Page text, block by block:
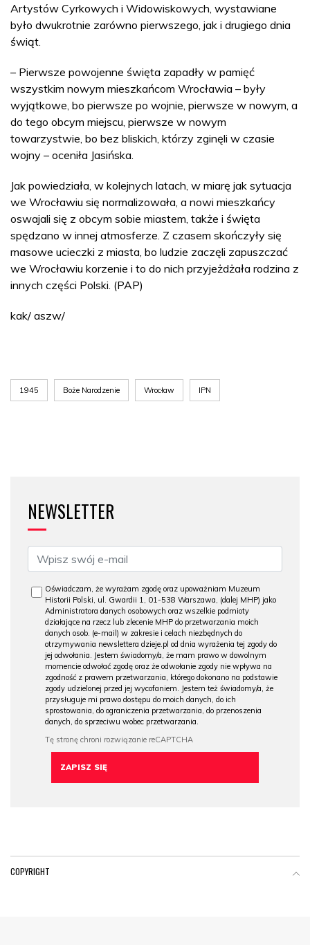
Artystów Cyrkowych i Widowiskowych, wystawiane
było dwukrotnie zarówno pierwszego, jak i drugiego dnia
świąt.
– Pierwsze powojenne święta zapadły w pamięć
wszystkim nowym mieszkańcom Wrocławia – były
wyjątkowe, bo pierwsze po wojnie, pierwsze w nowym, a
do tego obcym miejscu, pierwsze w nowym
towarzystwie, bo bez bliskich, którzy zginęli w czasie
wojny – oceniła Jasińska.
Jak powiedziała, w kolejnych latach, w miarę jak sytuacja
we Wrocławiu się normalizowała, a nowi mieszkańcy
oswajali się z obcym sobie miastem, także i święta
spędzano w innej atmosferze. Z czasem skończyły się
masowe ucieczki z miasta, bo ludzie zaczęli zapuszczać
we Wrocławiu korzenie i to do nich przyjeżdżała rodzina z
innych części Polski. (PAP)
kak/ aszw/
1945 Boże Narodzenie Wrocław IPN
NEWSLETTER
Oświadczam, że wyrażam zgodę oraz upoważniam Muzeum
Historii Polski, ul. Gwardii 1, 01-538 Warszawa, (dalej MHP) jako
Administratora danych osobowych oraz wszelkie podmioty
działające na rzecz lub zlecenie MHP do przetwarzania moich
danych osob. (e-mail) w zakresie i celach niezbędnych do
otrzymywania newslettera dzieje.pl od dnia wyrażenia tej zgody do
jej odwołania. Jestem świadomy/a, że mam prawo w dowolnym
momencie odwołać zgodę oraz że odwołanie zgody nie wpływa na
zgodność z prawem przetwarzania, którego dokonano na podstawie
zgody udzielonej przed jej wycofaniem. Jestem też świadomy/a, że
przysługuje mi prawo dostępu do moich danych, do ich
sprostowania, do ograniczenia przetwarzania, do przenoszenia
danych, do sprzeciwu wobec przetwarzania.
COPYRIGHT